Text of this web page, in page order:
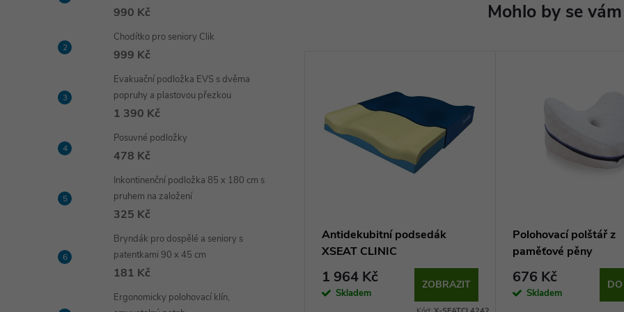
990 Kč
Chodítko pro seniory Clik
999 Kč
Evakuační podložka EVS s dvěma
popruhy a plastovou přezkou
1 390 Kč
Posuvné podložky
478 Kč
Inkontinenční podložka 85 x 180 cm s
pruhem na založení
325 Kč
Bryndák pro dospělé a seniory s
patentkami 90 x 45 cm
181 Kč
Ergonomicky polohovací klín,
Antidekubitní podsedák
XSEAT CLINIC
1 964 Kč
Skladem
ZOBRAZIT
Polohovací polštář z
paměťové pěny
676 Kč
Skladem